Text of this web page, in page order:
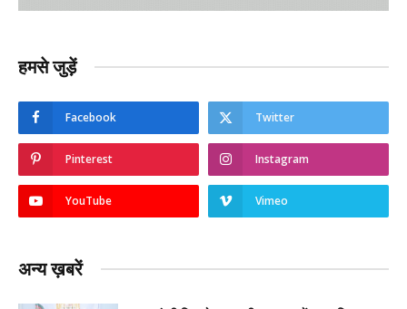
हमसे जुड़ें
Facebook Twitter
Pinterest Instagram
YouTube Vimeo
अन्य ख़बरें